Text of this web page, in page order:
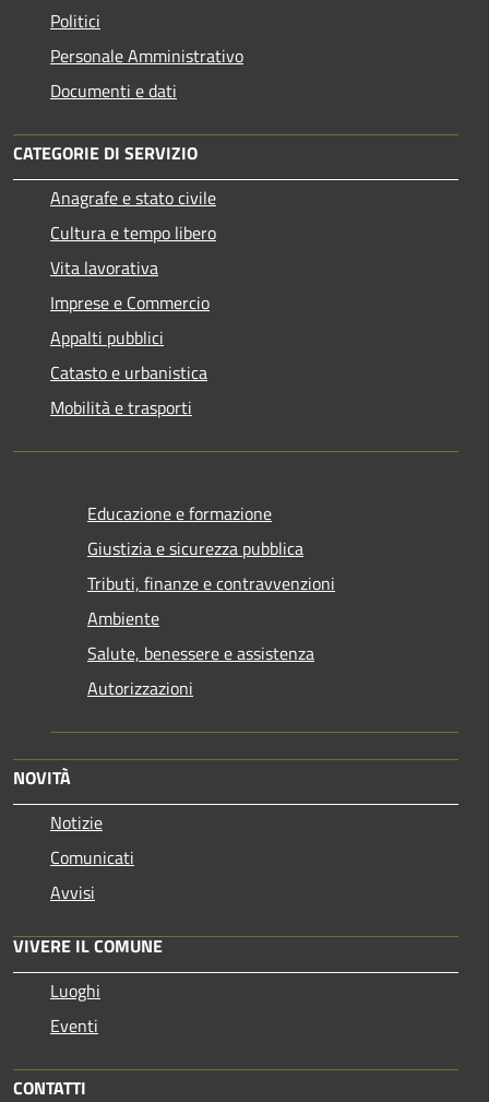
Politici
Personale Amministrativo
Documenti e dati
CATEGORIE DI SERVIZIO
Anagrafe e stato civile
Cultura e tempo libero
Vita lavorativa
Imprese e Commercio
Appalti pubblici
Catasto e urbanistica
Mobilità e trasporti
Educazione e formazione
Giustizia e sicurezza pubblica
Tributi, finanze e contravvenzioni
Ambiente
Salute, benessere e assistenza
Autorizzazioni
NOVITÀ
Notizie
Comunicati
Avvisi
VIVERE IL COMUNE
Luoghi
Eventi
CONTATTI